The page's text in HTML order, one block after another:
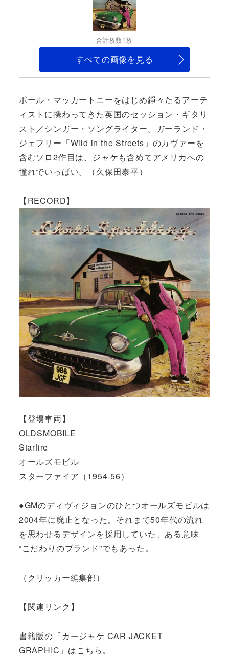
合計枚数1枚
すべての画像を見る
ポール・マッカートニーをはじめ錚々たるアーテ
ィストに携わってきた英国のセッション・ギタリ
スト／シンガー・ソングライター。ガーランド・
ジェフリー「Wild in the Streets」のカヴァーを
含むソロ2作目は、ジャケも含めてアメリカへの
憧れでいっぱい。（久保田泰平）
【RECORD】
【登場車両】
OLDSMOBILE
Starfire
オールズモビル
スターファイア（1954-56）
●GMのディヴィジョンのひとつオールズモビルは
2004年に廃止となった。それまで50年代の流れ
を思わせるデザインを採用していた、ある意味
“こだわりのブランド”でもあった。
（クリッカー編集部）
【関連リンク】
書籍版の「カージャケ CAR JACKET
GRAPHIC」はこちら。